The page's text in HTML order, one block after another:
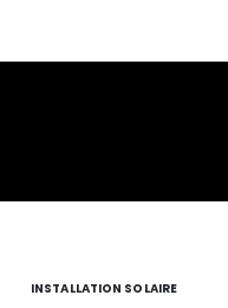
INSTALLATION SOLAIRE